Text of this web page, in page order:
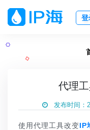
登
代理
发布时间：
使用代理工具改变IP